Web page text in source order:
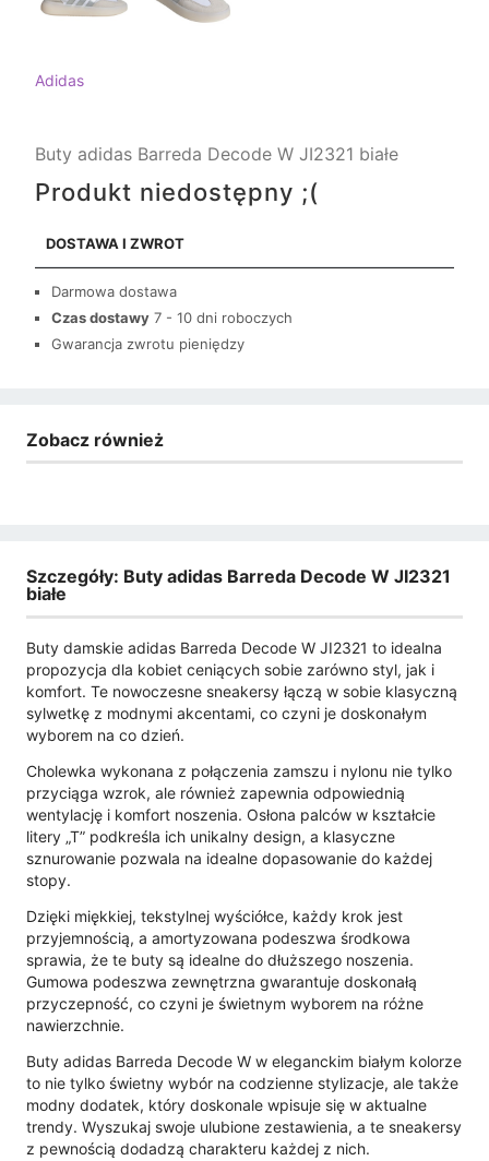
Adidas
Buty adidas Barreda Decode W JI2321 białe
Produkt niedostępny ;(
DOSTAWA I ZWROT
Darmowa dostawa
Czas dostawy 7 - 10 dni roboczych
Gwarancja zwrotu pieniędzy
Zobacz również
Szczegóły: Buty adidas Barreda Decode W JI2321
białe
Buty damskie adidas Barreda Decode W JI2321 to idealna
propozycja dla kobiet ceniących sobie zarówno styl, jak i
komfort. Te nowoczesne sneakersy łączą w sobie klasyczną
sylwetkę z modnymi akcentami, co czyni je doskonałym
wyborem na co dzień.
Cholewka wykonana z połączenia zamszu i nylonu nie tylko
przyciąga wzrok, ale również zapewnia odpowiednią
wentylację i komfort noszenia. Osłona palców w kształcie
litery „T” podkreśla ich unikalny design, a klasyczne
sznurowanie pozwala na idealne dopasowanie do każdej
stopy.
Dzięki miękkiej, tekstylnej wyściółce, każdy krok jest
przyjemnością, a amortyzowana podeszwa środkowa
sprawia, że te buty są idealne do dłuższego noszenia.
Gumowa podeszwa zewnętrzna gwarantuje doskonałą
przyczepność, co czyni je świetnym wyborem na różne
nawierzchnie.
Buty adidas Barreda Decode W w eleganckim białym kolorze
to nie tylko świetny wybór na codzienne stylizacje, ale także
modny dodatek, który doskonale wpisuje się w aktualne
trendy. Wyszukaj swoje ulubione zestawienia, a te sneakersy
z pewnością dodadzą charakteru każdej z nich.